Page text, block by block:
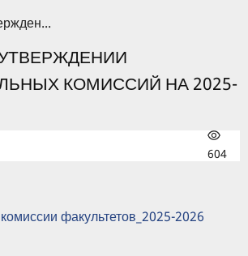
КОМИССИЙ НА 2025-
604
факультетов_2025-2026